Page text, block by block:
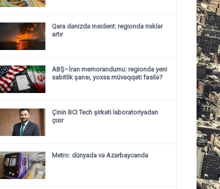
Qara dənizdə insident: regionda risklər
artır
ABŞ–İran memorandumu: regionda yeni
sabitlik şansı, yoxsa müvəqqəti fasilə?
Çinin BCI Tech şirkəti laboratoriyadan
çıxır
Metro: dünyada və Azərbaycanda